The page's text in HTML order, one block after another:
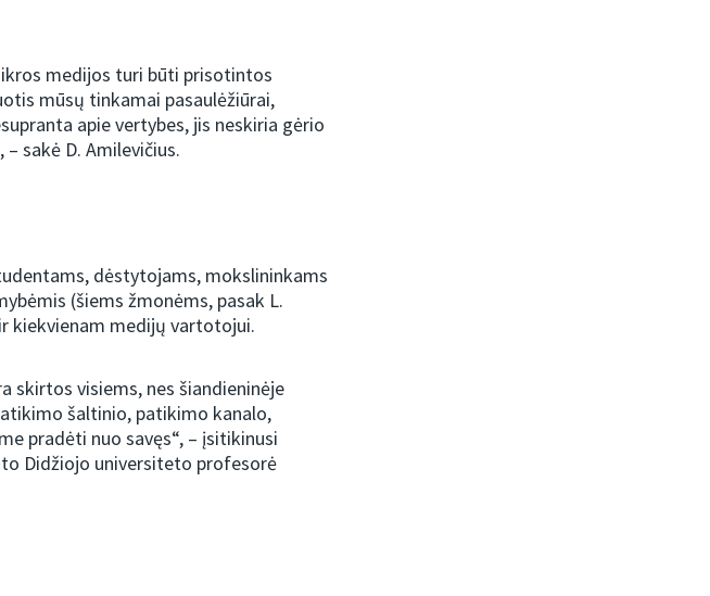
medijos turi būti prisotintos
mūsų tinkamai pasaulėžiūrai,
apie vertybes, jis neskiria gėrio
sakė D. Amilevičius.
dėstytojams, mokslininkams
(šiems žmonėms, pasak L.
kiekvienam medijų vartotojui.
skirtos visiems, nes šiandieninėje
šaltinio, patikimo kanalo,
pradėti nuo savęs“, – įsitikinusi
Didžiojo universiteto profesorė